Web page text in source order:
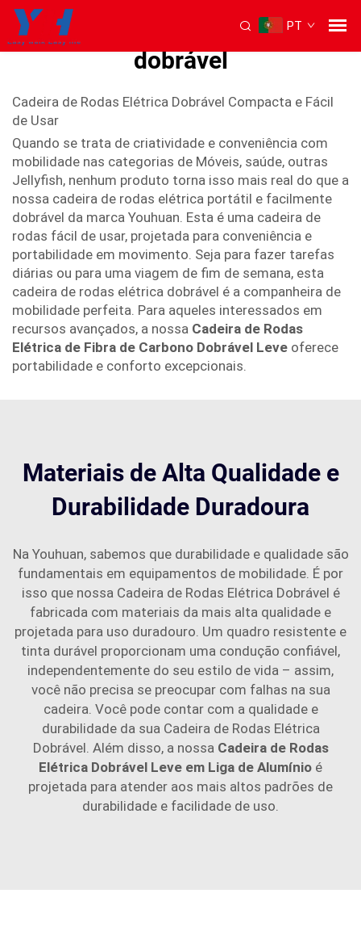
PT
Cadeira de rodas elétrica
dobrável
Cadeira de Rodas Elétrica Dobrável Compacta e Fácil
de Usar
Quando se trata de criatividade e conveniência com
mobilidade nas categorias de Móveis, saúde, outras
Jellyfish, nenhum produto torna isso mais real do que a
nossa cadeira de rodas elétrica portátil e facilmente
dobrável da marca Youhuan. Esta é uma cadeira de
rodas fácil de usar, projetada para conveniência e
portabilidade em movimento. Seja para fazer tarefas
diárias ou para uma viagem de fim de semana, esta
cadeira de rodas elétrica dobrável é a companheira de
mobilidade perfeita. Para aqueles interessados em
recursos avançados, a nossa Cadeira de Rodas
Elétrica de Fibra de Carbono Dobrável Leve oferece
portabilidade e conforto excepcionais.
Materiais de Alta Qualidade e
Durabilidade Duradoura
Na Youhuan, sabemos que durabilidade e qualidade são
fundamentais em equipamentos de mobilidade. É por
isso que nossa Cadeira de Rodas Elétrica Dobrável é
fabricada com materiais da mais alta qualidade e
projetada para uso duradouro. Um quadro resistente e
tinta durável proporcionam uma condução confiável,
independentemente do seu estilo de vida – assim,
você não precisa se preocupar com falhas na sua
cadeira. Você pode contar com a qualidade e
durabilidade da sua Cadeira de Rodas Elétrica
Dobrável. Além disso, a nossa Cadeira de Rodas
Elétrica Dobrável Leve em Liga de Alumínio é
projetada para atender aos mais altos padrões de
durabilidade e facilidade de uso.